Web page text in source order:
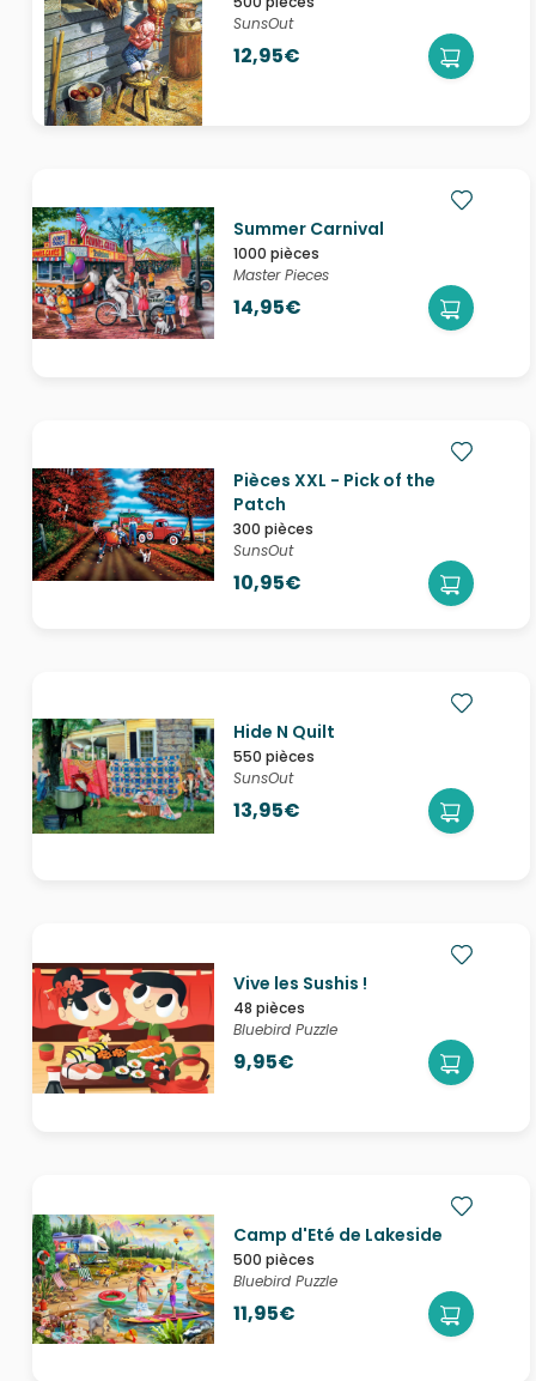
SunsOut
12,95€
Summer Carnival
1000 pièces
Master Pieces
14,95€
Pièces XXL - Pick of the
Patch
300 pièces
SunsOut
10,95€
Hide N Quilt
550 pièces
SunsOut
13,95€
Vive les Sushis !
48 pièces
Bluebird Puzzle
9,95€
Camp d'Eté de Lakeside
500 pièces
Bluebird Puzzle
11,95€